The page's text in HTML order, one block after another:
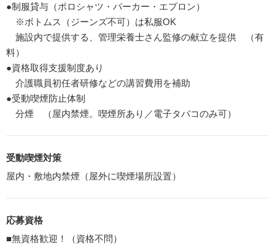
●制服貸与（ポロシャツ・パーカー・エプロン）
※ボトムス（ジーンズ不可）は私服OK
施設内で提供する、管理栄養士さん監修の献立を提供 （有
料）
●資格取得支援制度あり
介護職員初任者研修などの講習費用を補助
●受動喫煙防止体制
分煙 （屋内禁煙。喫煙所あり／電子タバコのみ可）
受動喫煙対策
屋内・敷地内禁煙（屋外に喫煙場所設置）
応募資格
■無資格歓迎！（資格不問）